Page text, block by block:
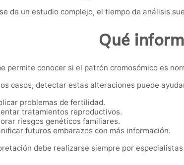
de un estudio complejo, el tiempo de análisis
Qué
permite conocer si el patrón cromosómico es
casos, detectar estas alteraciones puede
problemas de fertilidad.
tratamientos reproductivos.
riesgos genéticos familiares.
futuros embarazos con más información.
debe realizarse siempre por